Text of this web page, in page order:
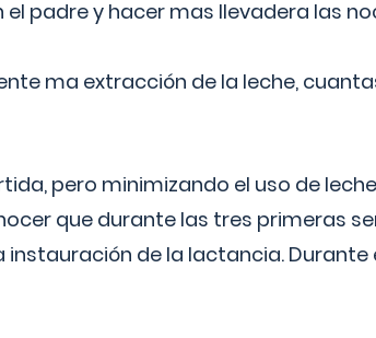
padre y hacer mas llevadera las
ma extracción de la leche,
pero minimizando el uso de
que durante las tres primeras
de la lactancia. Durante